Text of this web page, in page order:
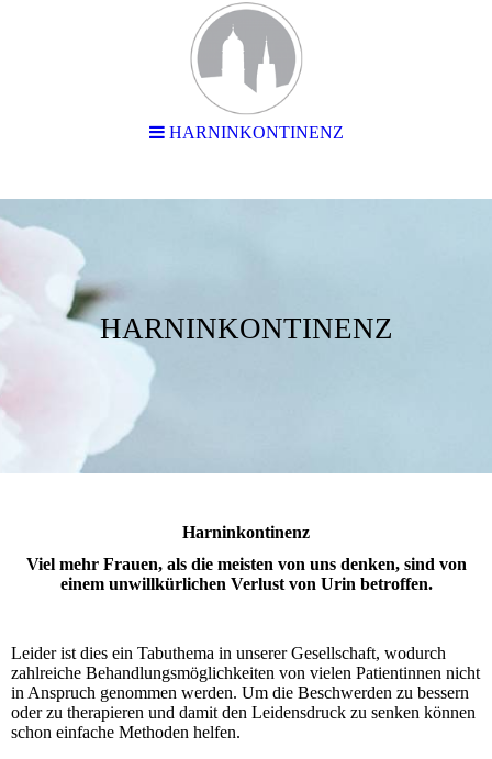
HARNINKONTINENZ
Harninkontinenz
Viel mehr Frauen, als die meisten von uns denken, sind von
einem unwill­kürlichen Verlust von Urin betroffen.
Leider ist dies ein Tabu­thema in unserer Gesell­schaft, wo­durch
zahl­reiche Be­hand­­lungs­möglich­keiten von vielen Pati­entinnen nicht
in An­spruch genom­men werden. Um die Be­schwerden zu bessern
oder zu thera­pieren und damit den Leidens­druck zu senken können
schon einfache Metho­den helfen.
HARNINKONTINENZ